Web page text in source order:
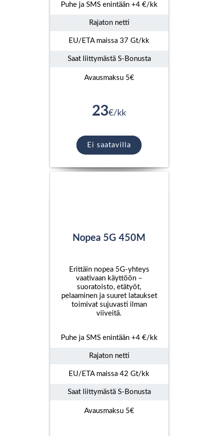
Puhe ja SMS enintään +4 €/kk
Rajaton netti
EU/ETA maissa 37 Gt/kk
Saat liittymästä S-Bonusta
Avausmaksu 5€
23€/kk
Ei saatavilla
Nopea 5G 450M
Erittäin nopea 5G-yhteys
vaativaan käyttöön –
suoratoisto, etätyöt,
pelaaminen ja suuret lataukset
toimivat sujuvasti ilman
viiveitä.
Puhe ja SMS enintään +4 €/kk
Rajaton netti
EU/ETA maissa 42 Gt/kk
Saat liittymästä S-Bonusta
Avausmaksu 5€